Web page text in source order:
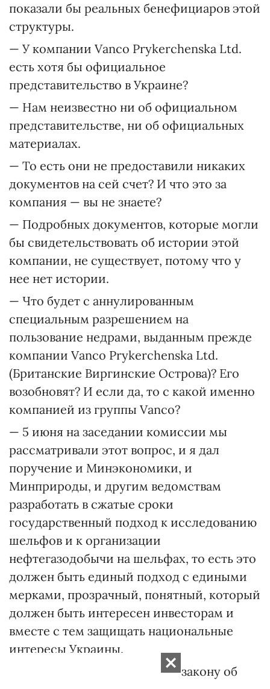
показали бы реальных бенефициаров этой
структуры.
— У компании Vancо Prykerchenska Ltd.
есть хотя бы официальное
представительство в Украине?
— Нам неизвестно ни об официальном
представительстве, ни об официальных
материалах.
— То есть они не предоставили никаких
документов на сей счет? И что это за
компания — вы не знаете?
— Подробных документов, которые могли
бы свидетельствовать об истории этой
компании, не существует, потому что у
нее нет истории.
— Что будет с аннулированным
специальным разрешением на
пользование недрами, выданным прежде
компании Vanco Prykerchenska Ltd.
(Британские Виргинские Острова)? Его
возобновят? И если да, то с какой именно
компанией из группы Vanco?
— 5 июня на заседании комиссии мы
рассматривали этот вопрос, и я дал
поручение и Минэкономики, и
Минприроды, и другим ведомствам
разработать в сжатые сроки
государственный подход к исследованию
шельфов и к организации
нефтегазодобычи на шельфах, то есть это
должен быть единый подход с едины­ми
мерками, прозрачный, понятный, который
должен быть интересен инвесторам и
вместе с тем защищать национальные
интересы Украины.
— Вы говорите о поправках к закону об